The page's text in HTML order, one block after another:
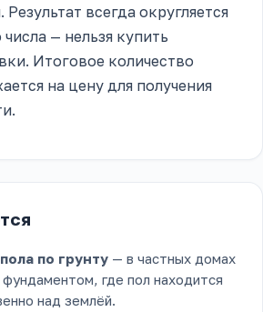
всегда округляется
— нельзя купить
Итоговое количество
на цену для получения
по грунту — в частных домах
где пол находится
над землёй.